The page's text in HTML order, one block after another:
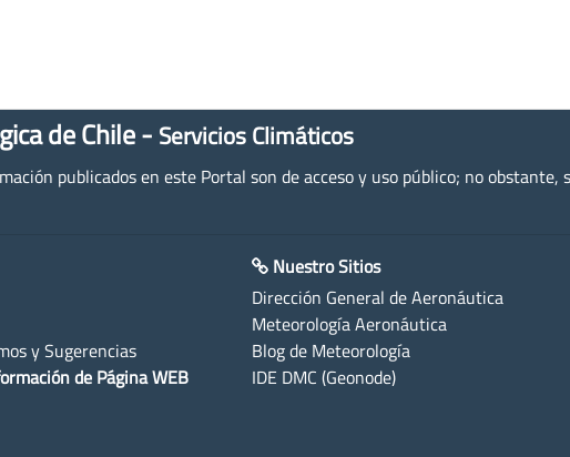
de Chile - Servicios Climáticos
publicados en este Portal son de acceso y uso público; no obstante,
y Sugerencias
de Página WEB
Nuestro Sitios
Dirección General de Aeronáutica
Meteorología Aeronáutica
Blog de Meteorología
IDE DMC (Geonode)